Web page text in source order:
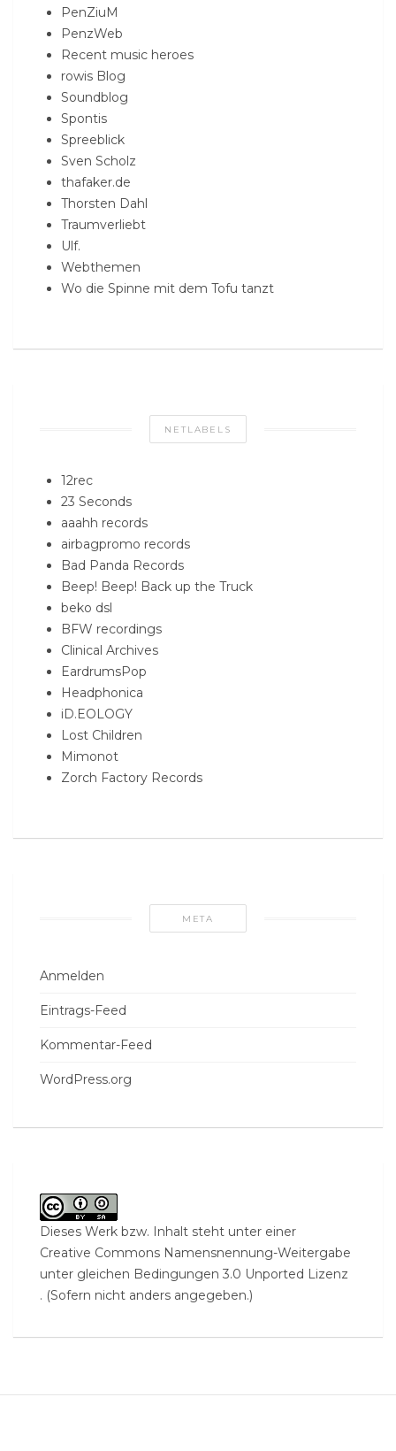
PenZiuM
PenzWeb
Recent music heroes
rowis Blog
Soundblog
Spontis
Spreeblick
Sven Scholz
thafaker.de
Thorsten Dahl
Traumverliebt
Ulf.
Webthemen
Wo die Spinne mit dem Tofu tanzt
NETLABELS
12rec
23 Seconds
aaahh records
airbagpromo records
Bad Panda Records
Beep! Beep! Back up the Truck
beko dsl
BFW recordings
Clinical Archives
EardrumsPop
Headphonica
iD.EOLOGY
Lost Children
Mimonot
Zorch Factory Records
META
Anmelden
Eintrags-Feed
Kommentar-Feed
WordPress.org
Dieses Werk bzw. Inhalt steht unter einer
Creative Commons Namensnennung-Weitergabe
unter gleichen Bedingungen 3.0 Unported Lizenz
. (Sofern nicht anders angegeben.)